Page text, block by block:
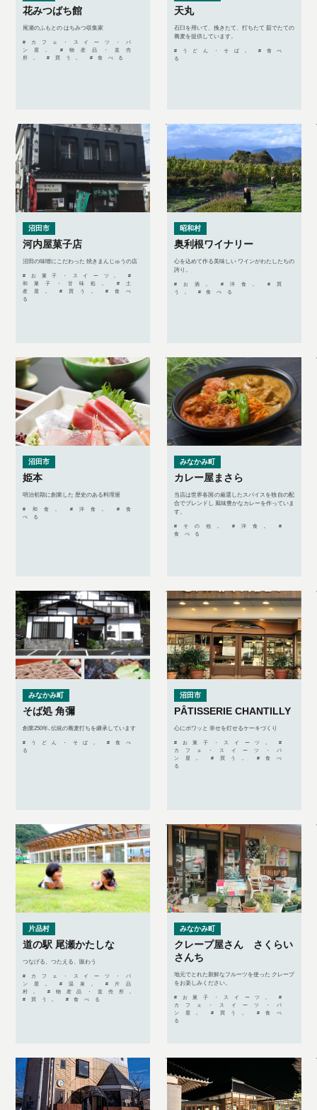
花みつばち館
尾瀬のふもとの はちみつ収集家
#カフェ・スイーツ・パ
ン屋, #物産品・直売
所, #買う, #食べる
天丸
石臼を用いて、挽きたて、打ちたて 茹でたての
蕎麦を提供しています。
#うどん・そば, #食べ
る
沼田市
河内屋菓子店
沼田の味噌にこだわった 焼きまんじゅうの店
#お菓子・スイーツ, #
和菓子・甘味処, #土
産屋, #買う, #食べ
る
昭和村
奥利根ワイナリー
心を込めて作る美味しい ワインがわたしたちの
誇り。
#お酒, #洋食, #買
う, #食べる
沼田市
姫本
明治初期に創業した 歴史のある料理屋
#和食, #洋食, #食
べる
みなかみ町
カレー屋まさら
当店は世界各国の厳選したスパイスを独自の配
合でブレンドし 風味豊かなカレーを作っていま
す。
#その他, #洋食, #
食べる
みなかみ町
そば処 角彌
創業250年､伝統の蕎麦打ちを継承しています
#うどん・そば, #食べ
る
沼田市
PÂTISSERIE CHANTILLY
心にポワッと 幸せを灯せるケーキづくり
#お菓子・スイーツ, #
カフェ・スイーツ・パ
ン屋, #買う, #食べ
る
片品村
道の駅 尾瀬かたしな
つなげる、つたえる、賑わう
#カフェ・スイーツ・パ
ン屋, #温泉, #片品
村, #物産品・直売所,
#買う, #食べる
みなかみ町
クレープ屋さん さくらい
さんち
地元でとれた新鮮なフルーツを使った クレープ
をお楽しみください。
#お菓子・スイーツ, #
カフェ・スイーツ・パ
ン屋, #買う, #食べ
る